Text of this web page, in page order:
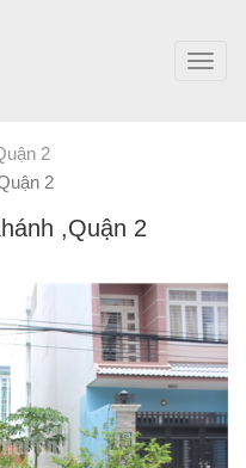
2
2
,Quận 2